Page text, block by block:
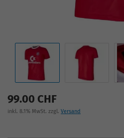
99.00 CHF
inkl. 8.1% MwSt. zzgl. Versand